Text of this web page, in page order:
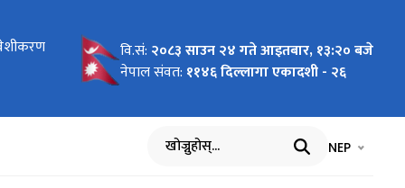
खरिद
आह्वान
सूचना
पत्र
।
वि.सं: २०८३ साउन २४ गते आइतबार, १३:२० बजे
नेपाल संवत: ११४६ दिल्लागा एकादशी - २६
खोज्नुहोस् भाषा चयन
NEP